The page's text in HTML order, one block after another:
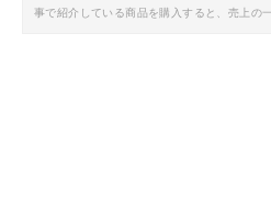
事で紹介している商品を購入すると、売上の